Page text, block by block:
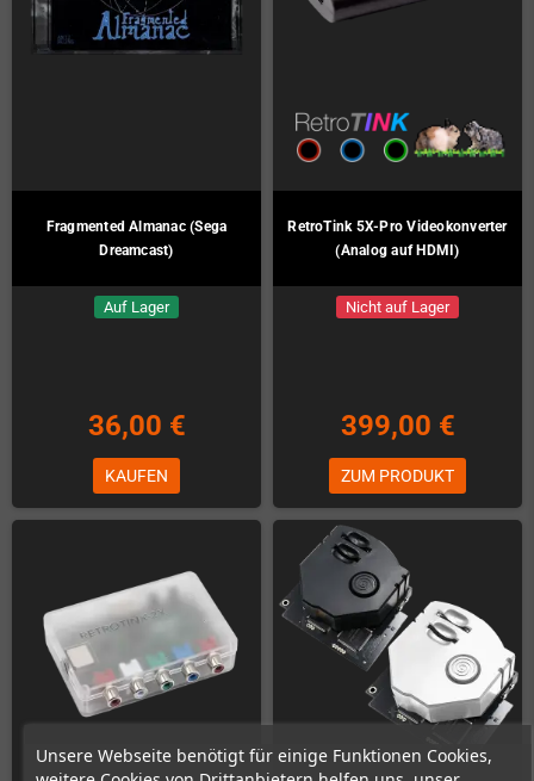
Unsere Webseite benötigt für einige Funktionen Cookies,
Fragmented Almanac (Sega
Dreamcast)
Auf Lager
36,00 €
KAUFEN
RetroTink 5X-Pro Videokonverter
(Analog auf HDMI)
Nicht auf Lager
399,00 €
ZUM PRODUKT